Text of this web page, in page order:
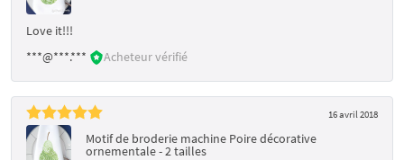
Love it!!!
***@***.***
Acheteur vérifié
16 avril 2018
Motif de broderie machine Poire décorative
ornementale - 2 tailles